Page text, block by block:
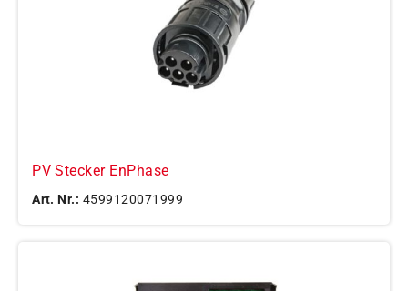
PV Stecker EnPhase
Art. Nr.: 4599120071999